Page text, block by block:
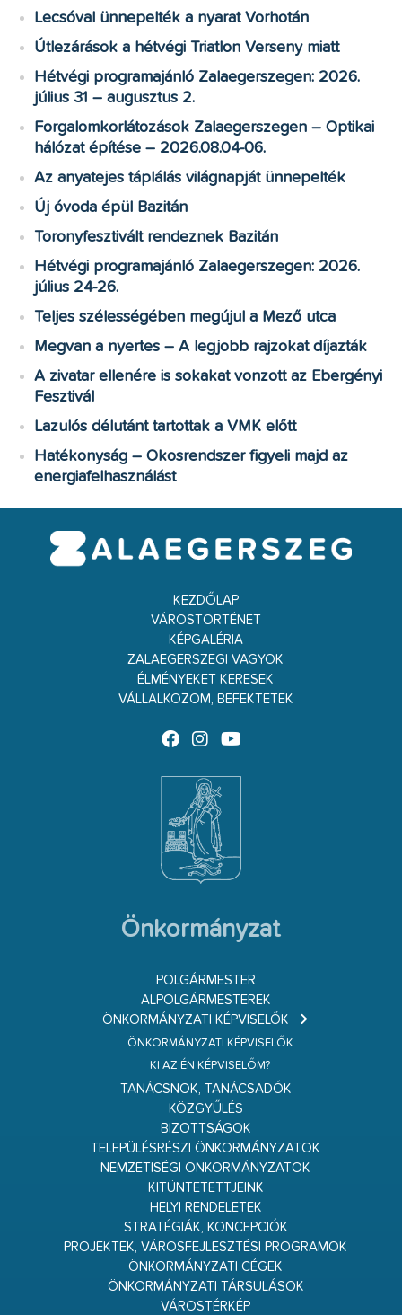
Lecsóval ünnepelték a nyarat Vorhotán
Útlezárások a hétvégi Triatlon Verseny miatt
Hétvégi programajánló Zalaegerszegen: 2026.
július 31 – augusztus 2.
Forgalomkorlátozások Zalaegerszegen – Optikai
hálózat építése – 2026.08.04-06.
Az anyatejes táplálás világnapját ünnepelték
Új óvoda épül Bazitán
Toronyfesztivált rendeznek Bazitán
Hétvégi programajánló Zalaegerszegen: 2026.
július 24-26.
Teljes szélességében megújul a Mező utca
Megvan a nyertes – A legjobb rajzokat díjazták
A zivatar ellenére is sokakat vonzott az Ebergényi
Fesztivál
Lazulós délutánt tartottak a VMK előtt
Hatékonyság – Okosrendszer figyeli majd az
energiafelhasználást
KEZDŐLAP
VÁROSTÖRTÉNET
KÉPGALÉRIA
ZALAEGERSZEGI VAGYOK
ÉLMÉNYEKET KERESEK
VÁLLALKOZOM, BEFEKTETEK
Önkormányzat
POLGÁRMESTER
ALPOLGÁRMESTEREK
ÖNKORMÁNYZATI KÉPVISELŐK
ÖNKORMÁNYZATI KÉPVISELŐK
KI AZ ÉN KÉPVISELŐM?
TANÁCSNOK, TANÁCSADÓK
KÖZGYŰLÉS
BIZOTTSÁGOK
TELEPÜLÉSRÉSZI ÖNKORMÁNYZATOK
NEMZETISÉGI ÖNKORMÁNYZATOK
KITÜNTETETTJEINK
HELYI RENDELETEK
STRATÉGIÁK, KONCEPCIÓK
PROJEKTEK, VÁROSFEJLESZTÉSI PROGRAMOK
ÖNKORMÁNYZATI CÉGEK
ÖNKORMÁNYZATI TÁRSULÁSOK
VÁROSTÉRKÉP